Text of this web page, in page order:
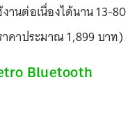
านต่อเนื่องได้นาน 13-80
คาประมาณ 1,899 บาท)
Bluetooth